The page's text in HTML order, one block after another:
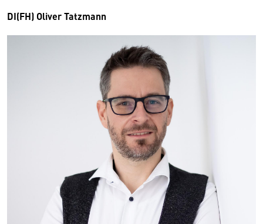
DI(FH) Oliver Tatzmann